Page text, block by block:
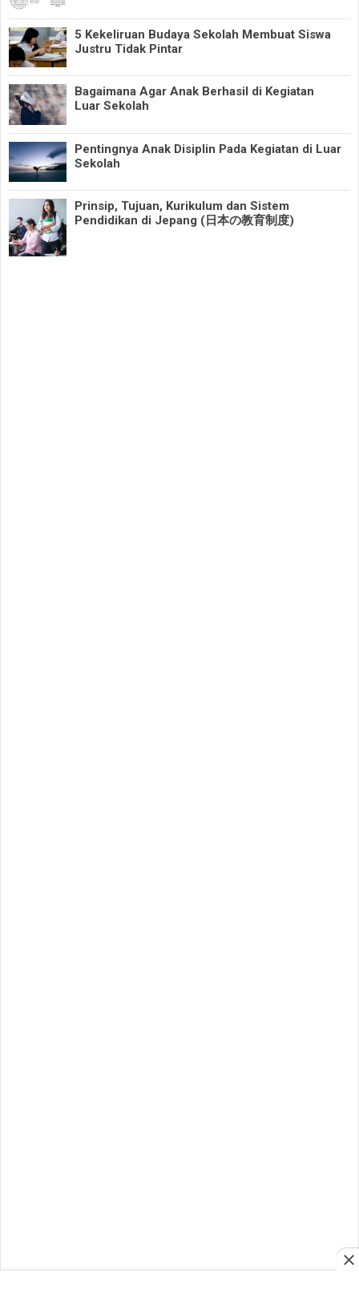
5 Kekeliruan Budaya Sekolah Membuat Siswa
Justru Tidak Pintar
Bagaimana Agar Anak Berhasil di Kegiatan
Luar Sekolah
Pentingnya Anak Disiplin Pada Kegiatan di Luar
Sekolah
Prinsip, Tujuan, Kurikulum dan Sistem
Pendidikan di Jepang (日本の教育制度)